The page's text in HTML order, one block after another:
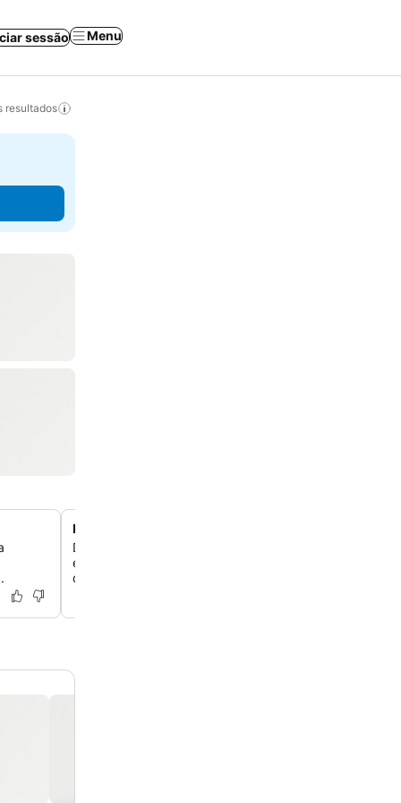
sessão Menu
resultados
Piscina na cobertura com vistas panorâmicas da
Desfrute de um mergulho refrescante na piscina
enquanto aprecia as vistas panorâmicas
do terraço e bar na cobertura do hotel.